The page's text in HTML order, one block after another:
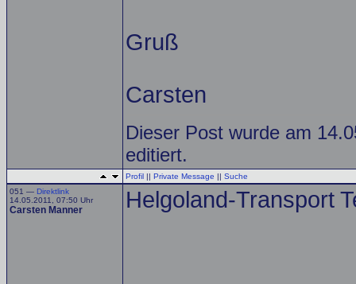
Gruß
Carsten
Dieser Post wurde am
editiert.
Profil || Private Message || Suche
051 — Direktlink
14.05.2011, 07:50 Uhr
Carsten Manner Helgoland-Transport